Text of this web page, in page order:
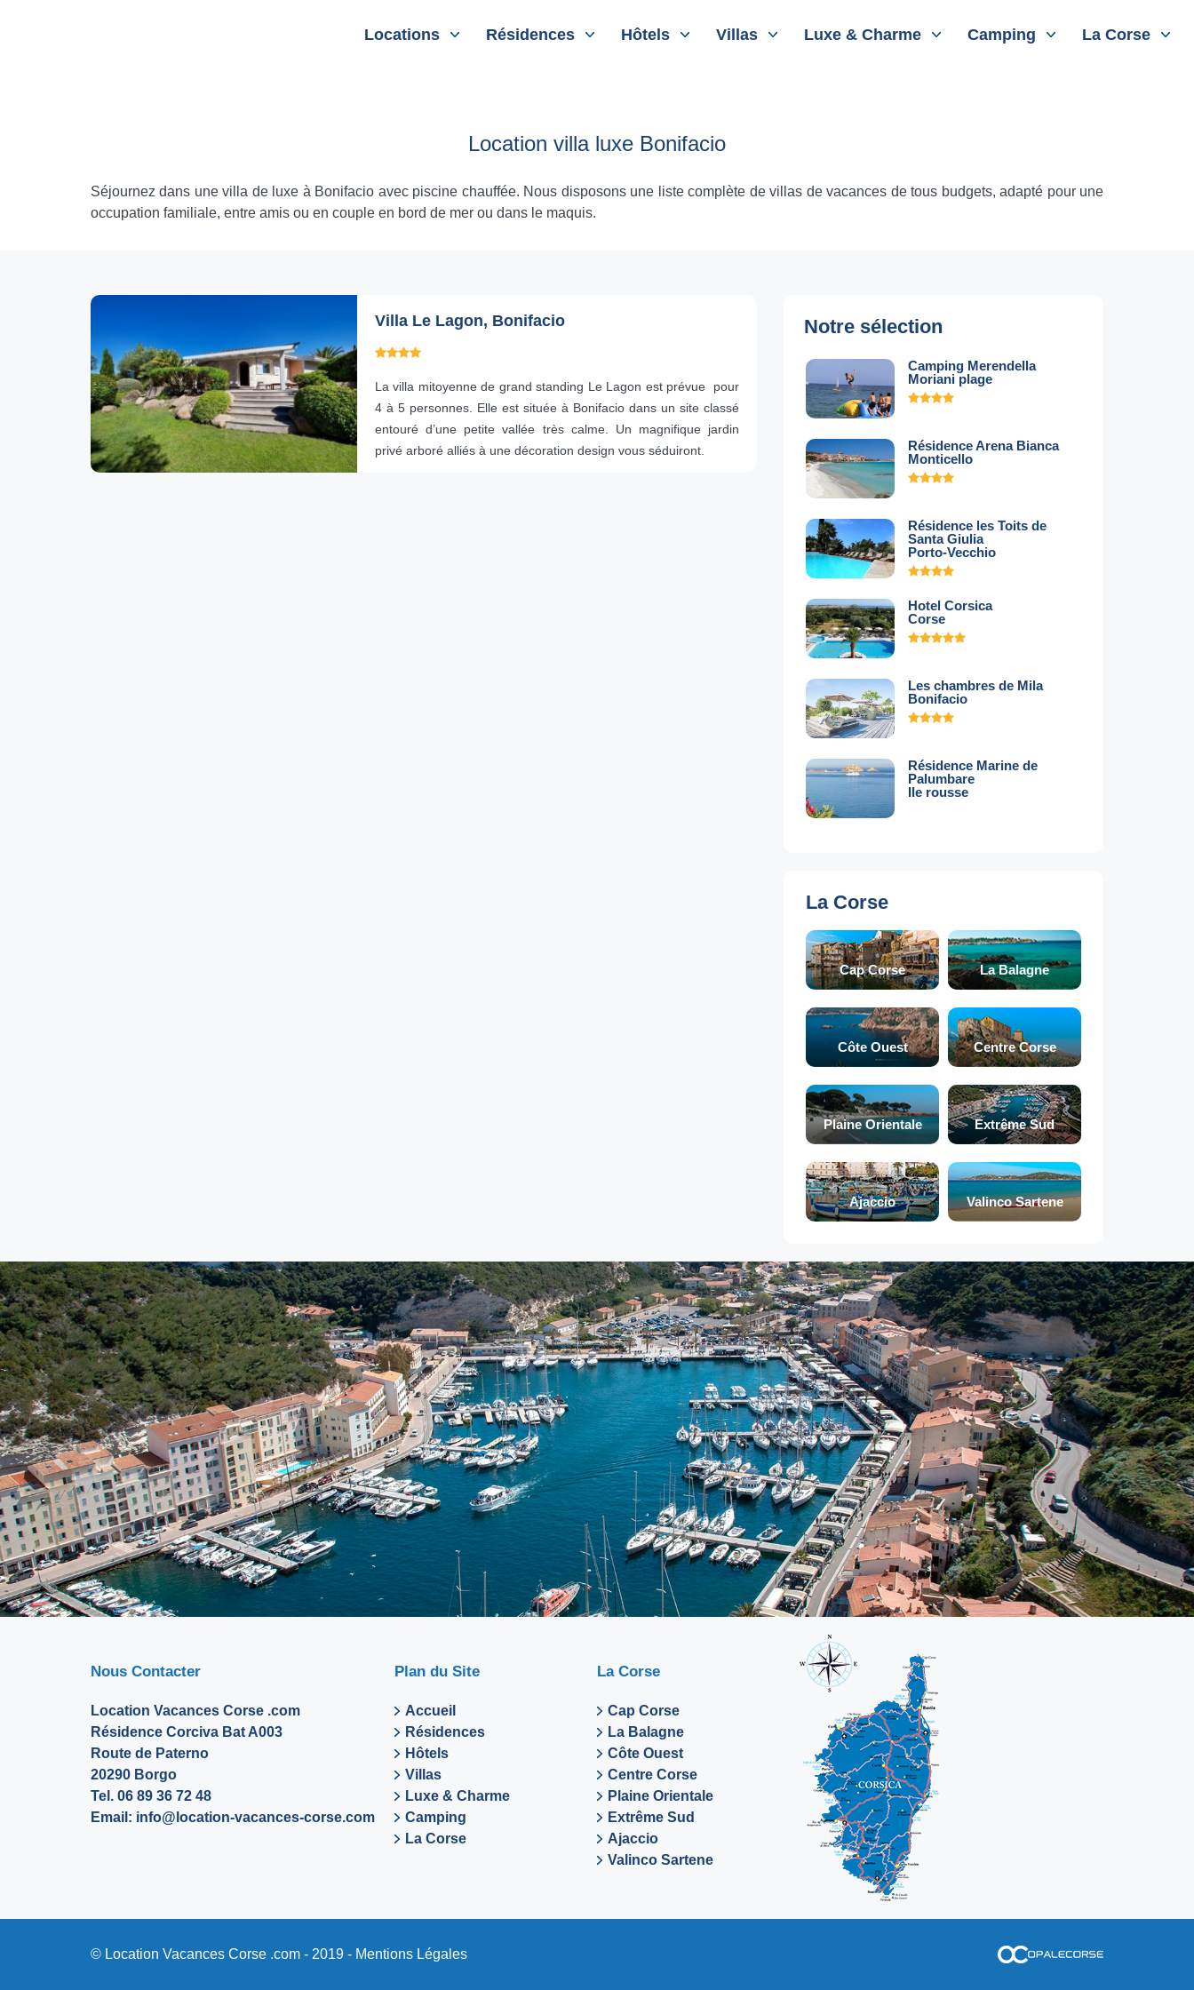
Locations Résidences Hôtels Villas Luxe & Charme Camping La Corse
Location villa luxe Bonifacio
Séjournez dans une villa de luxe à Bonifacio avec piscine chauffée. Nous disposons une liste complète de villas de vacances de tous budgets, adapté pour une
occupation familiale, entre amis ou en couple en bord de mer ou dans le maquis.
Notre sélection
Camping Merendella
Moriani plage
Résidence Arena Bianca
Monticello
Résidence les Toits de
Santa Giulia
Porto-Vecchio
Hotel Corsica
Corse
Les chambres de Mila
Bonifacio
Résidence Marine de
Palumbare
Ile rousse
La Corse
Cap Corse La Balagne
Côte Ouest Centre Corse
Plaine Orientale Extrême Sud
Ajaccio Valinco Sartene
Villa Le Lagon, Bonifacio
La villa mitoyenne de grand standing Le Lagon est prévue pour
4 à 5 personnes. Elle est située à Bonifacio dans un site classé
entouré d’une petite vallée très calme. Un magnifique jardin
privé arboré alliés à une décoration design vous séduiront.
Nous Contacter
Location Vacances Corse .com
Résidence Corciva Bat A003
Route de Paterno
20290 Borgo
Tel. 06 89 36 72 48
Email: info@location-vacances-corse.com
Plan du Site
Accueil
Résidences
Hôtels
Villas
Luxe & Charme
Camping
La Corse
La Corse
Cap Corse
La Balagne
Côte Ouest
Centre Corse
Plaine Orientale
Extrême Sud
Ajaccio
Valinco Sartene
© Location Vacances Corse .com - 2019 - Mentions Légales